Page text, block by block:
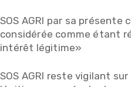
SOS AGRI par sa
considérée comme étant
intérêt légitime»
SOS AGRI reste vigilant